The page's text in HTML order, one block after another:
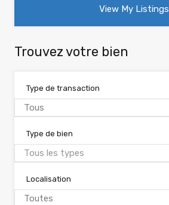
View My Listings
Trouvez votre bien
Type de transaction
Tous
Type de bien
Tous les types
Localisation
Toutes